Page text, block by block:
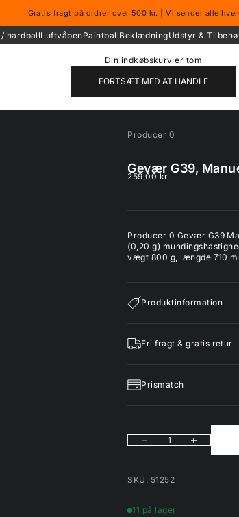
Gratis fragt på ordrer over 500 kr. | Vi sender alle
hardballLuftvåbenPaintballBeklædningUdstyr &
Din indkøbskurv er tom
FORTSÆT MED AT HANDLE
Producer 0
Gevær G39,
Salgspris
259,00 kr
Producer 0 Gevær G39
(0,20 g)
vægt 800 g, længde 710
Produktinformation
Fri fragt & gratis retur
Prismatch
Sænk antal Øg antal
SKU: 51252
11 på lager